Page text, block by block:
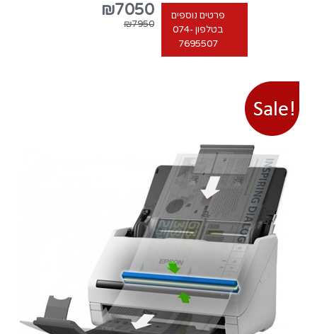
פרטים נוספים
בטלפון 074-
7695507
₪7050
₪7950